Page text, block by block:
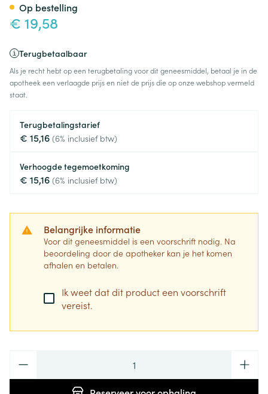
€ 19,58
Terugbetaalbaar
Als je recht hebt op een terugbetaling voor dit geneesmiddel, betaal je in de
apotheek een verlaagde prijs en niet de prijs die op onze webshop vermeld
staat.
Terugbetalingstarief
€ 15,16 (6% inclusief btw)
Verhoogde tegemoetkoming
€ 15,16 (6% inclusief btw)
Belangrijke informatie
Voor dit geneesmiddel is een voorschrift nodig. Na
beoordeling door de apotheker kan je het komen
afhalen en betalen.
Ik weet dat dit product een voorschrift
vereist.
Op bestelling